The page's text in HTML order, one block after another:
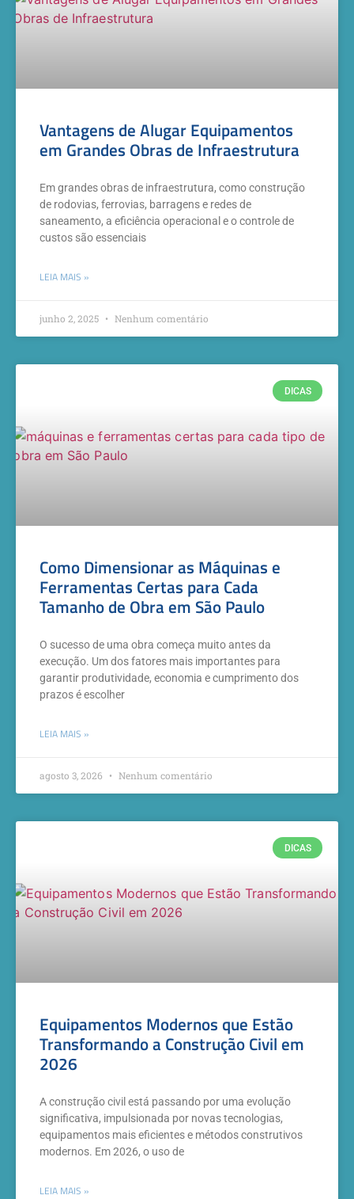
Vantagens de Alugar Equipamentos
em Grandes Obras de Infraestrutura
Em grandes obras de infraestrutura, como construção
de rodovias, ferrovias, barragens e redes de
saneamento, a eficiência operacional e o controle de
custos são essenciais
LEIA MAIS »
junho 2, 2025 Nenhum comentário
DICAS
Como Dimensionar as Máquinas e
Ferramentas Certas para Cada
Tamanho de Obra em São Paulo
O sucesso de uma obra começa muito antes da
execução. Um dos fatores mais importantes para
garantir produtividade, economia e cumprimento dos
prazos é escolher
LEIA MAIS »
agosto 3, 2026 Nenhum comentário
DICAS
Equipamentos Modernos que Estão
Transformando a Construção Civil em
2026
A construção civil está passando por uma evolução
significativa, impulsionada por novas tecnologias,
equipamentos mais eficientes e métodos construtivos
modernos. Em 2026, o uso de
LEIA MAIS »